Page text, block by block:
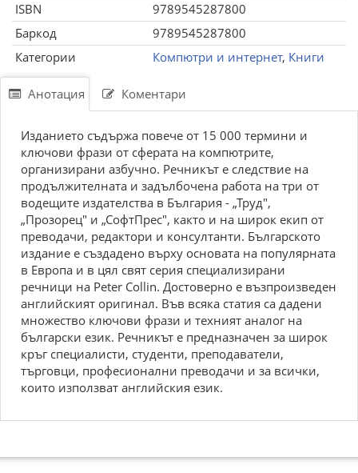
ISBN
9789545287800
Баркод
9789545287800
Категории
Компютри и интернет, Книги
Анотация Коментари
Изданието съдържа повече от 15 000 термини и
ключови фрази от сферата на компютрите,
организирани азбучно. Речникът е следствие на
продължителната и задълбочена работа на три от
водещите издателства в България - „Труд",
„Прозорец" и „СофтПрес", както и на широк екип от
преводачи, редактори и консултанти. Българското
издание е създадено върху основата на популярната
в Европа и в цял свят серия специализирани
речници на Peter Collin. Достоверно е възпроизведен
английският оригинал. Във всяка статия са дадени
множество ключови фрази и техният аналог на
български език. Речникът е предназначен за широк
кръг специалисти, студенти, преподаватели,
търговци, професионални преводачи и за всички,
които използват английския език.